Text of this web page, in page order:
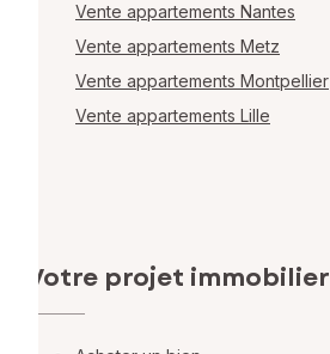
Vente appartements Nantes
Vente appartements Metz
Vente appartements Montpellier
Vente appartements Lille
Votre projet immobilier